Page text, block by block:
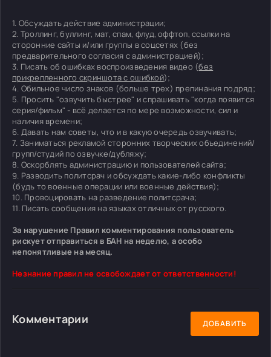
1. Обсуждать действие администрации;
2. Троллинг, буллинг, мат, спам, флуд, оффтоп, ссылки на
сторонние сайты и/или группы в соцсетях (без
предварительного согласия с администрацией);
3. Писать об ошибках воспроизведения видео (без
прикрепленного скриншота с ошибкой);
4. Обильное число знаков (больше трех) препинания подряд;
5. Просить "озвучить быстрее" и спрашивать "когда появится
серия/фильм" - всё делается по мере возможности, сил и
наличия времени;
6. Давать нам советы, что и в какую очередь озвучивать;
7. Заниматься рекламой сторонних творческих объединений/
групп/студий по озвучке/дубляжу;
8. Оскорблять администрацию и пользователей сайта;
9. Разводить политсрач и обсуждать какие-либо конфликты
(будь то военные операции или военные действия);
10. Провоцировать на разведение политсрача;
11. Писать сообщения на языках отличных от русского.
За нарушение Правил комментирования пользователь
рискует отправиться в БАН на неделю, а особо
непонятливые на месяц.
Незнание правил не освобождает от ответственности!
Комментарии ДОБАВИТЬ